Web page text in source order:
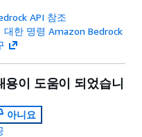
API 참조
대한 명령 Amazon Bedrock
용이 도움이 되었습니
아니요